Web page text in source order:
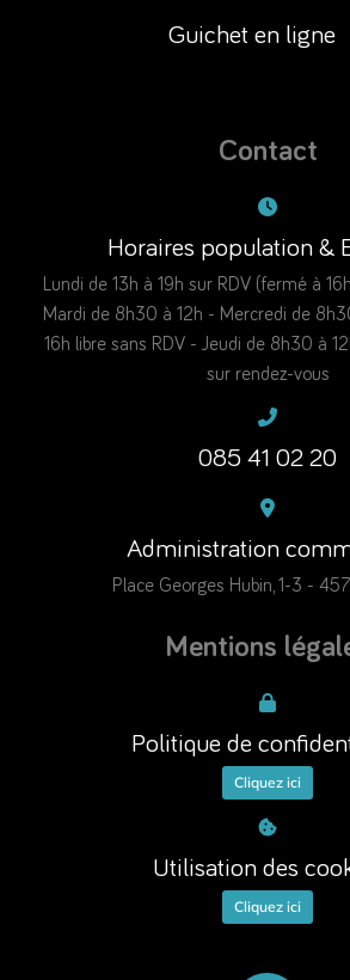
Guichet en ligne
Contact
Horaires population &
Lundi de 13h à 19h sur RDV (fermé à
Mardi de 8h30 à 12h - Mercredi de
16h libre sans RDV - Jeudi de 8h30 à
sur rendez-vous
085 41 02 20
Administration
Place Georges Hubin, 1-3 -
Mentions
Politique de
Cliquez ici
Utilisation des
Cliquez ici